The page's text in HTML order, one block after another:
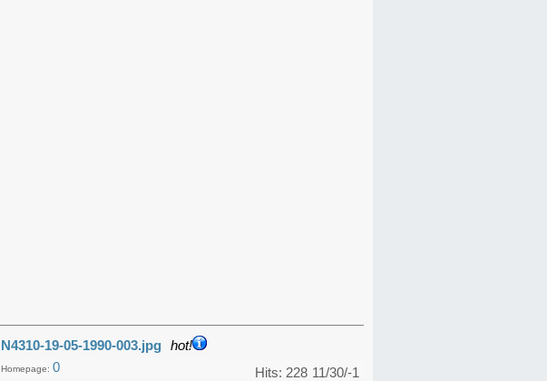
N4310-19-05-1990-003.jpg hot!
11/30/-1
Hits: 228
Homepage: 0